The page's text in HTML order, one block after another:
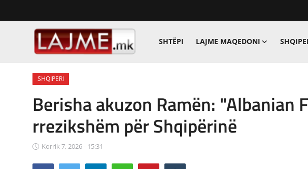
SHTËPI LAJME MAQEDONI
LAJME MAQEDONI
SHQIPERI
KOSOVA
LAJME NGA BOTA
SHQIPERI
Berisha akuzon Ramën: "Albanian
rrezikshëm për Shqipërinë
Korrik 7, 2026 - 15:31